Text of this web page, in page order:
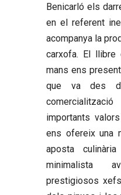
Benicarló els
en el referent
acompanya la
carxofa. El
mans ens
que va des
importants
ens ofereix una
aposta
minimalista
prestigiosos